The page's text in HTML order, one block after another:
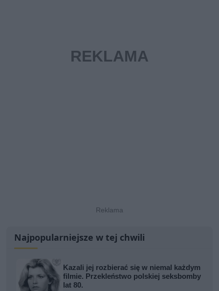
Najpopularniejsze w tej chwili
Kazali jej rozbierać się w niemal każdym
filmie. Przekleństwo polskiej seksbomby
lat 80.